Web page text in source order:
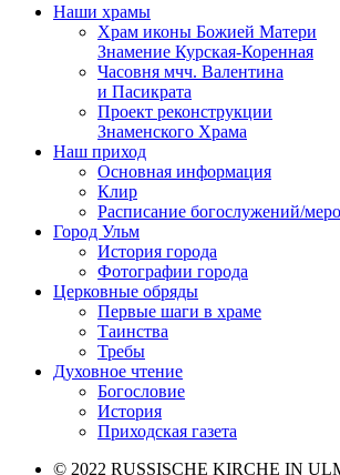
Наши храмы
Храм иконы Божией Матери
Знамение Курская-Коренная
Часовня мчч. Валентина
и Пасикрата
Проект реконструкции
Знаменского Храма
Наш приход
Основная информация
Клир
Расписание богослужений/
Город Ульм
История города
Фотографии города
Церковные обряды
Первые шаги в храме
Таинства
Требы
Духовное чтение
Богословие
История
Приходская газета
© 2022 RUSSISCHE KIRCHE IN